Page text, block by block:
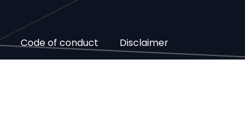
Code of conduct Disclaimer